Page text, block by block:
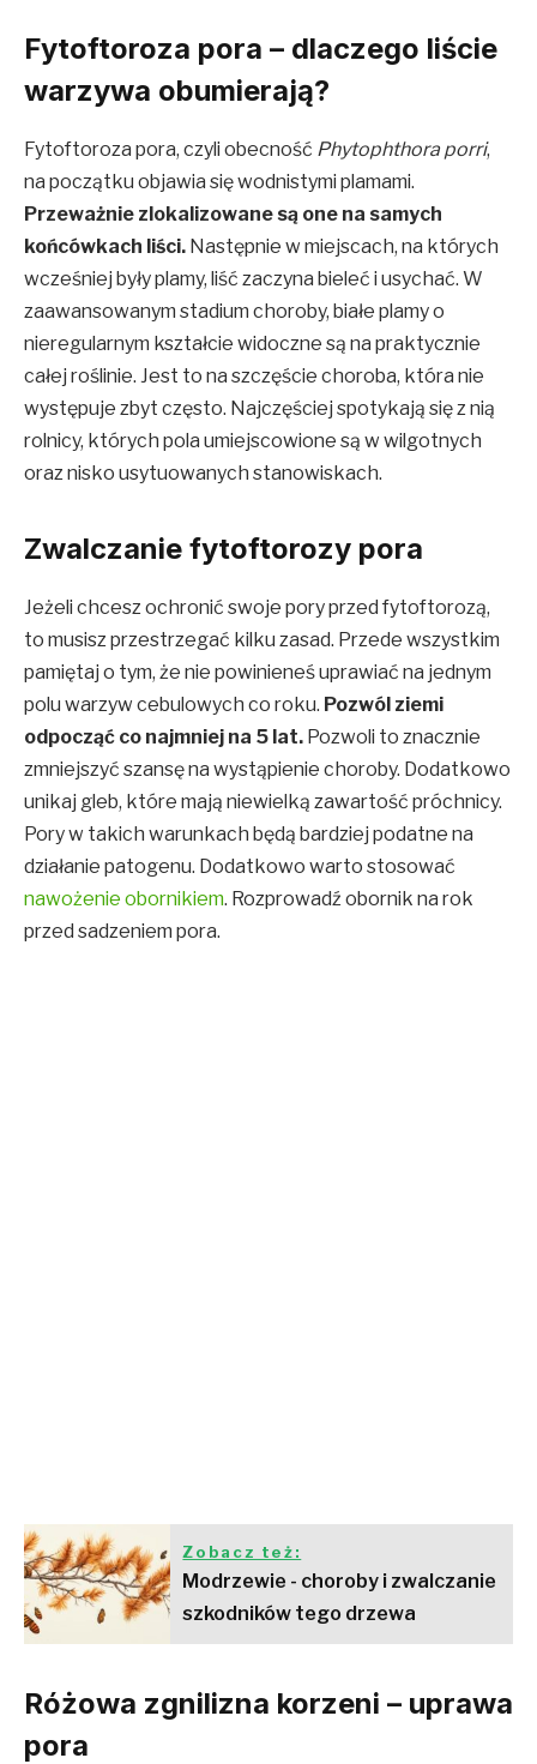
Fytoftoroza pora – dlaczego liście
warzywa obumierają?
Fytoftoroza pora, czyli obecność Phytophthora porri,
na początku objawia się wodnistymi plamami.
Przeważnie zlokalizowane są one na samych
końcówkach liści. Następnie w miejscach, na których
wcześniej były plamy, liść zaczyna bieleć i usychać. W
zaawansowanym stadium choroby, białe plamy o
nieregularnym kształcie widoczne są na praktycznie
całej roślinie. Jest to na szczęście choroba, która nie
występuje zbyt często. Najczęściej spotykają się z nią
rolnicy, których pola umiejscowione są w wilgotnych
oraz nisko usytuowanych stanowiskach.
Zwalczanie fytoftorozy pora
Jeżeli chcesz ochronić swoje pory przed fytoftorozą,
to musisz przestrzegać kilku zasad. Przede wszystkim
pamiętaj o tym, że nie powinieneś uprawiać na jednym
polu warzyw cebulowych co roku. Pozwól ziemi
odpocząć co najmniej na 5 lat. Pozwoli to znacznie
zmniejszyć szansę na wystąpienie choroby. Dodatkowo
unikaj gleb, które mają niewielką zawartość próchnicy.
Pory w takich warunkach będą bardziej podatne na
działanie patogenu. Dodatkowo warto stosować
nawożenie obornikiem. Rozprowadź obornik na rok
przed sadzeniem pora.
Zobacz też:
Modrzewie - choroby i zwalczanie
szkodników tego drzewa
Różowa zgnilizna korzeni – uprawa
pora